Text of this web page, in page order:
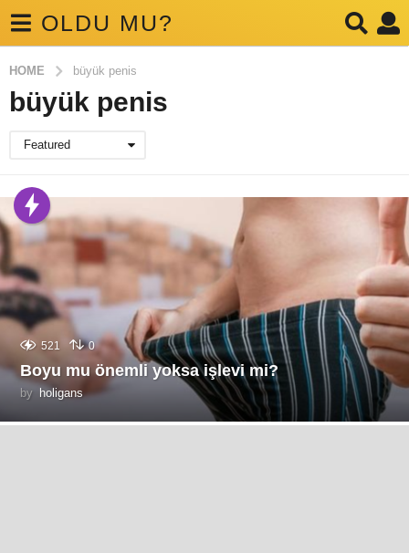
OLDU MU?
HOME büyük penis
büyük penis
Featured
521 0
Boyu mu önemli yoksa işlevi mi?
by holigans